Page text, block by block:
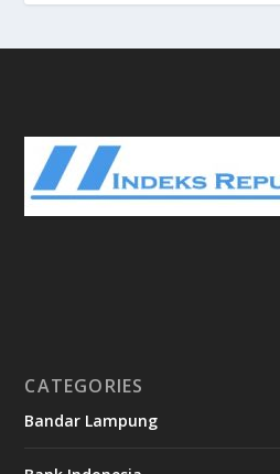
CATEGORIES
Bandar Lampung